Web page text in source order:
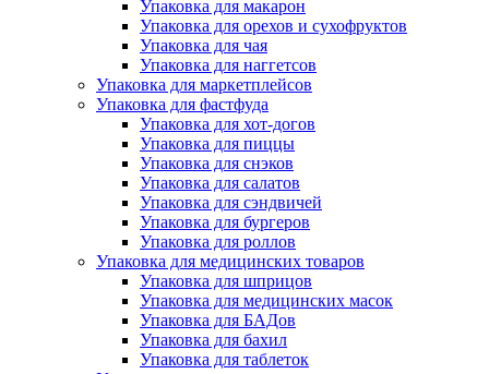
Упаковка для макарон
Упаковка для орехов и сухофруктов
Упаковка для чая
Упаковка для наггетсов
Упаковка для маркетплейсов
Упаковка для фастфуда
Упаковка для хот-догов
Упаковка для пиццы
Упаковка для снэков
Упаковка для салатов
Упаковка для сэндвичей
Упаковка для бургеров
Упаковка для роллов
Упаковка для медицинских товаров
Упаковка для шприцов
Упаковка для медицинских масок
Упаковка для БАДов
Упаковка для бахил
Упаковка для таблеток